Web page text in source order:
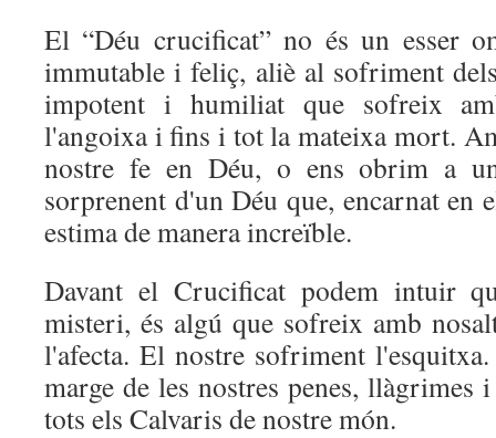
El “Déu crucificat” no és un esser
immutable i feliç, aliè al sofriment
impotent i humiliat que sofreix
l'angoixa i fins i tot la mateixa mort.
nostre fe en Déu, o ens obrim a
sorprenent d'un Déu que, encarnat en
estima de manera increïble.
Davant el Crucificat podem intuir
misteri, és algú que sofreix amb
l'afecta. El nostre sofriment
marge de les nostres penes, llàgrimes
tots els Calvaris de nostre món.